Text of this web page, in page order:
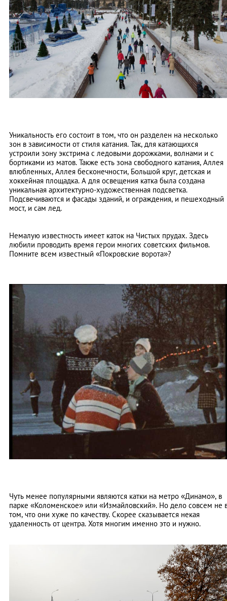
Уникальность его состоит в том, что он разделен на несколько
зон в зависимости от стиля катания. Так, для катающихся
устроили зону экстрима с ледовыми дорожками, волнами и с
бортиками из матов. Также есть зона свободного катания, Аллея
влюбленных, Аллея бесконечности, Большой круг, детская и
хоккейная площадка. А для освещения катка была создана
уникальная архитектурно-художественная подсветка.
Подсвечиваются и фасады зданий, и ограждения, и пешеходный
мост, и сам лед.
Немалую известность имеет каток на Чистых прудах. Здесь
любили проводить время герои многих советских фильмов.
Помните всем известный «Покровские ворота»?
Чуть менее популярными являются катки на метро «Динамо», в
парке «Коломенское» или «Измайловский». Но дело совсем не
том, что они хуже по качеству. Скорее сказывается некая
удаленность от центра. Хотя многим именно это и нужно.